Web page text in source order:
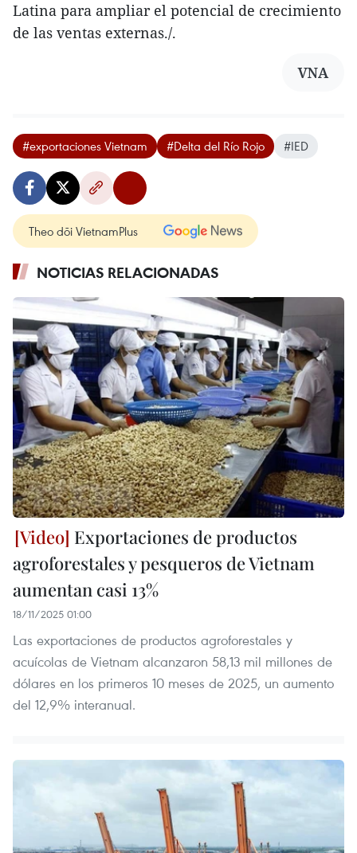
Latina para ampliar el potencial de crecimiento
de las ventas externas./.
VNA
#exportaciones Vietnam #Delta del Río Rojo #IED
Theo dõi VietnamPlus
NOTICIAS RELACIONADAS
Exportaciones de productos
agroforestales y pesqueros de Vietnam
aumentan casi 13%
18/11/2025 01:00
Las exportaciones de productos agroforestales y
acuícolas de Vietnam alcanzaron 58,13 mil millones de
dólares en los primeros 10 meses de 2025, un aumento
del 12,9% interanual.